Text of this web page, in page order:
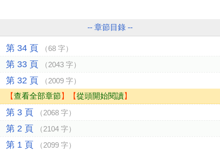
-- 章節目錄 --
第 34 頁 （68 字）
第 33 頁 （2043 字）
第 32 頁 （2009 字）
【查看全部章節 】【從頭開始閱讀】
第 3 頁 （2068 字）
第 2 頁 （2104 字）
第 1 頁 （2099 字）